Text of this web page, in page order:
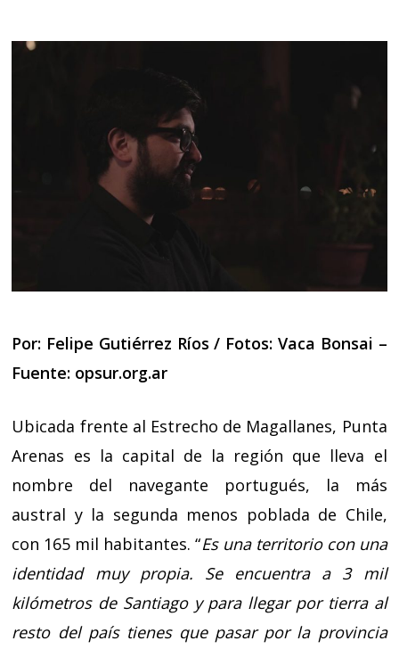
Por: Felipe Gutiérrez Ríos / Fotos: Vaca Bonsai –
Fuente: opsur.org.ar
Ubicada frente al Estrecho de Magallanes, Punta
Arenas es la capital de la región que lleva el
nombre del navegante portugués, la más
austral y la segunda menos poblada de Chile,
con 165 mil habitantes. “Es una territorio con una
identidad muy propia. Se encuentra a 3 mil
kilómetros de Santiago y para llegar por tierra al
resto del país tienes que pasar por la provincia